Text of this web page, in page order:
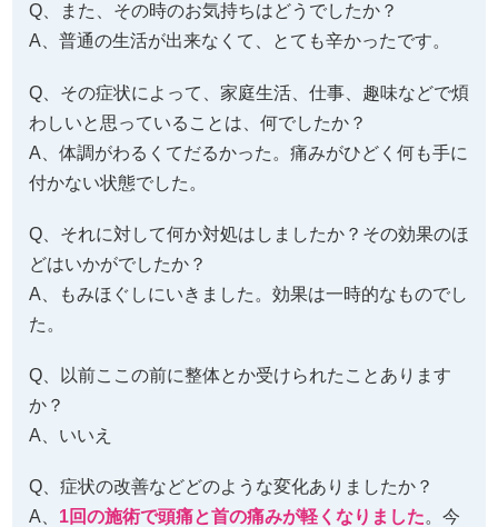
Q、また、その時のお気持ちはどうでしたか？
A、普通の生活が出来なくて、とても辛かったです。
Q、その症状によって、家庭生活、仕事、趣味などで煩
わしいと思っていることは、何でしたか？
A、体調がわるくてだるかった。痛みがひどく何も手に
付かない状態でした。
Q、それに対して何か対処はしましたか？その効果のほ
どはいかがでしたか？
A、もみほぐしにいきました。効果は一時的なものでし
た。
Q、以前ここの前に整体とか受けられたことあります
か？
A、いいえ
Q、症状の改善などどのような変化ありましたか？
A、 1回の施術で頭痛と首の痛みが軽くなりました。今